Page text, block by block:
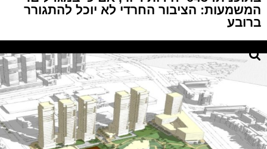
המשמעות: הציבור החרדי לא יוכל להתגורר
ברובע